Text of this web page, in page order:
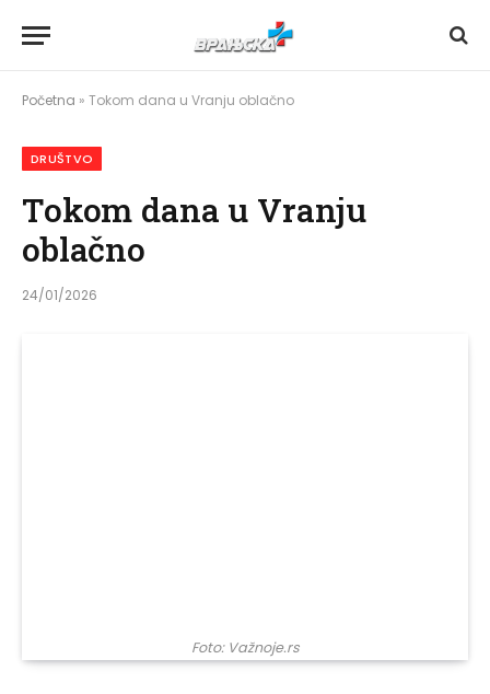
Početna » Tokom dana u Vranju oblačno
DRUŠTVO
Tokom dana u Vranju
oblačno
24/01/2026
Foto: Važnoje.rs